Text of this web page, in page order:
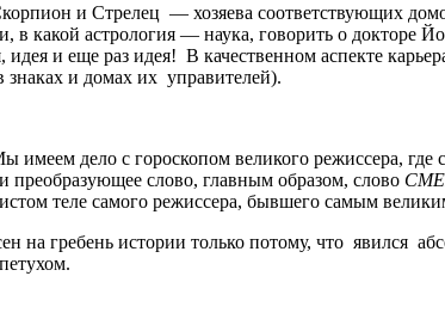
и Стрелец — хозяева соответствующих
в какой астрология — наука, говорить о докторе
и еще раз идея! В качественном аспекте
и домах их управителей).
дело с гороскопом великого режиссера,
слово, главным образом, слово
теле самого режиссера, бывшего самым
на гребень истории только потому, что